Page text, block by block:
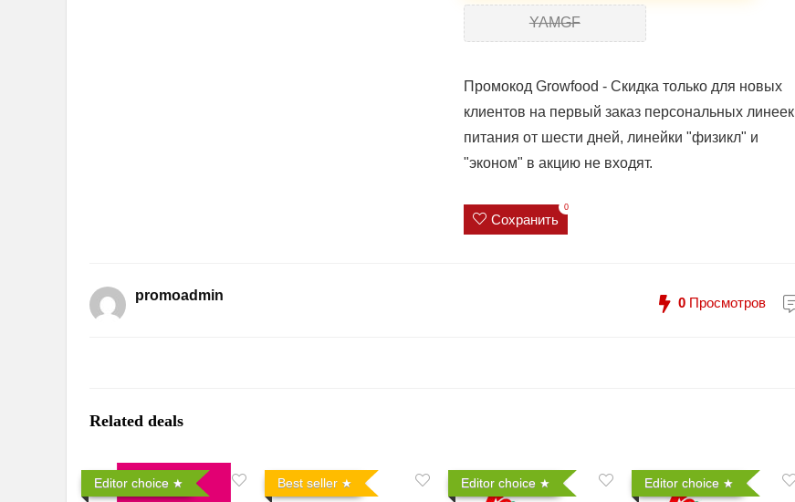
YAMGF
Промокод Growfood - Скидка только для новых
клиентов на первый заказ персональных линеек
питания от шести дней, линейки "физикл" и
"эконом" в акцию не входят.
Сохранить
0
promoadmin 0 Просмотров
Related deals
Editor choice Best seller Editor choice Editor choice